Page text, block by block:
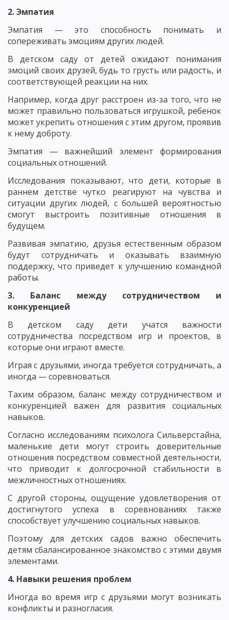
2. Эмпатия
Эмпатия — это способность понимать и
сопереживать эмоциям других людей.
В детском саду от детей ожидают понимания
эмоций своих друзей, будь то грусть или радость, и
соответствующей реакции на них.
Например, когда друг расстроен из-за того, что не
может правильно пользоваться игрушкой, ребенок
может укрепить отношения с этим другом, проявив
к нему доброту.
Эмпатия — важнейший элемент формирования
социальных отношений.
Исследования показывают, что дети, которые в
раннем детстве чутко реагируют на чувства и
ситуации других людей, с большей вероятностью
смогут выстроить позитивные отношения в
будущем.
Развивая эмпатию, друзья естественным образом
будут сотрудничать и оказывать взаимную
поддержку, что приведет к улучшению командной
работы.
3. Баланс между сотрудничеством и
конкуренцией
В детском саду дети учатся важности
сотрудничества посредством игр и проектов, в
которые они играют вместе.
Играя с друзьями, иногда требуется сотрудничать, а
иногда — соревноваться.
Таким образом, баланс между сотрудничеством и
конкуренцией важен для развития социальных
навыков.
Согласно исследованиям психолога Сильверстайна,
маленькие дети могут строить доверительные
отношения посредством совместной деятельности,
что приводит к долгосрочной стабильности в
межличностных отношениях.
С другой стороны, ощущение удовлетворения от
достигнутого успеха в соревнованиях также
способствует улучшению социальных навыков.
Поэтому для детских садов важно обеспечить
детям сбалансированное знакомство с этими двумя
элементами.
4. Навыки решения проблем
Иногда во время игр с друзьями могут возникать
конфликты и разногласия.